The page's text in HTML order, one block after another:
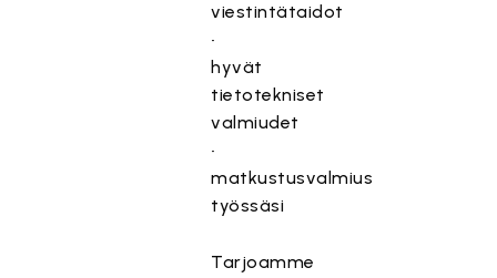
viestintätaidot
•
hyvät
tietotekniset
valmiudet
•
matkustusvalmius
työssäsi
Tarjoamme